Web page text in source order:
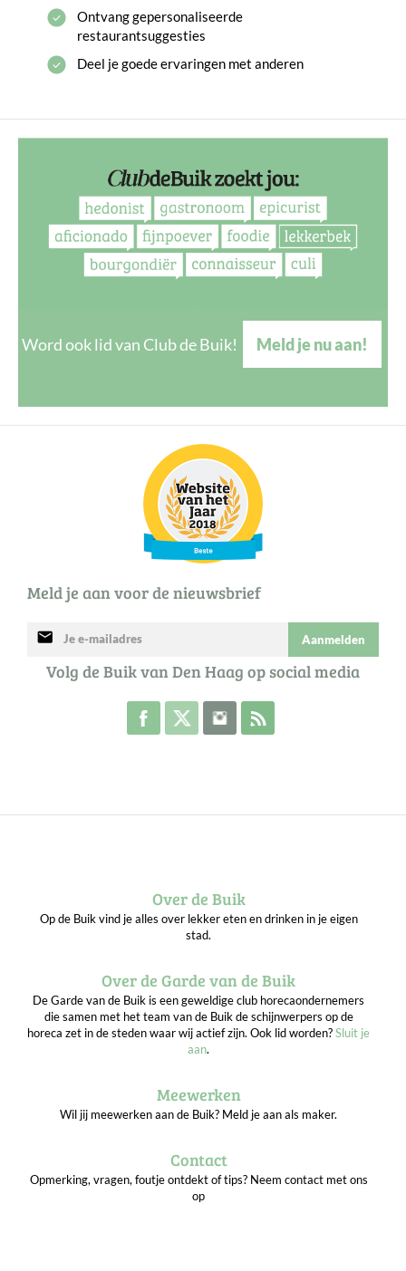
Ontvang gepersonaliseerde
restaurantsuggesties
Deel je goede ervaringen met anderen
Word ook lid van Club de Buik! Meld je nu aan!
Meld je aan voor de nieuwsbrief
mail Aanmelden
Volg de Buik van Den Haag op social media
Volg de Buik op Facebook
Volg de Buik op Twitter
Volg de Buik op Instagram
Over de Buik
Op de Buik vind je alles over lekker eten en drinken in je eigen
stad.
Over de Garde van de Buik
De Garde van de Buik is een geweldige club horecaondernemers
die samen met het team van de Buik de schijnwerpers op de
horeca zet in de steden waar wij actief zijn. Ook lid worden?Sluit je
aan.
Meewerken
Wil jij meewerken aan de Buik? Meld je aan als maker.
Contact
Opmerking, vragen, foutje ontdekt of tips? Neem contact met ons
op